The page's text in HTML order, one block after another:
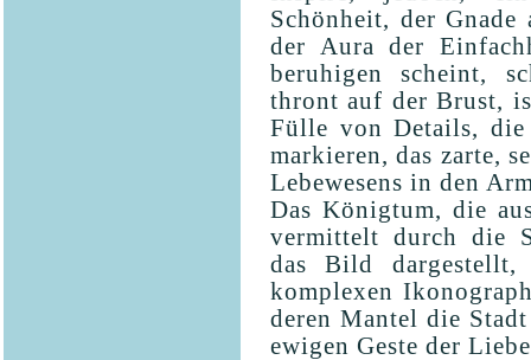
Schönheit, der
der Aura der
beruhigen scheint,
thront auf der Brust,
Fülle von Details,
markieren, das zarte,
Lebewesens in den
Das Königtum, die
vermittelt durch die
das Bild
komplexen
deren Mantel die
ewigen Geste der